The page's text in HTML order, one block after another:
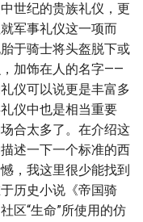
世纪的贵族礼仪，更
军事礼仪这一项而
于骑士将头盔脱下或
加饰在人的名字——
仪可以说更是丰富多
仪中也是相当重要
合太多了。在介绍这
述一下一个标准的西
，我这里很少能找到
历史小说《帝国骑
区“生命”所使用的仿